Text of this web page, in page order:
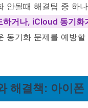
안될때 해결팁 중 하
하거나, iCloud 동기
동기화 문제를 예방
해결책: 아이